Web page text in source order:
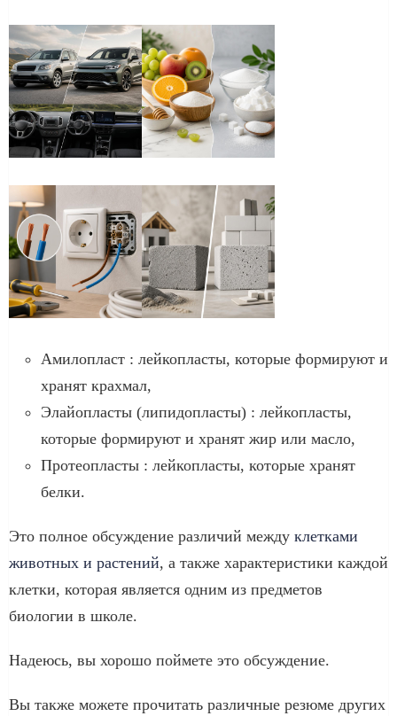
Амилопласт : лейкопласты, которые формируют и
хранят крахмал,
Элайопласты (липидопласты) : лейкопласты,
которые формируют и хранят жир или масло,
Протеопласты : лейкопласты, которые хранят
белки.
Это полное обсуждение различий между клетками
животных и растений, а также характеристики каждой
клетки, которая является одним из предметов
биологии в школе.
Надеюсь, вы хорошо поймете это обсуждение.
Вы также можете прочитать различные резюме других